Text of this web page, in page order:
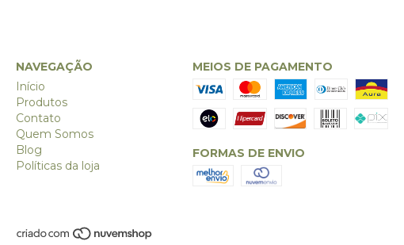
NAVEGAÇÃO
Início
Produtos
Contato
Quem Somos
Blog
Políticas da loja
MEIOS DE PAGAMENTO
FORMAS DE ENVIO